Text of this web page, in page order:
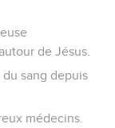
de Jésus.
sang depuis
médecins.